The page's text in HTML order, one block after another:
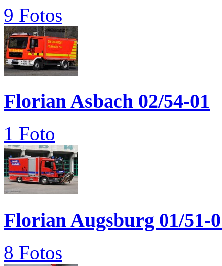
9 Fotos
Florian Asbach 02/54-01
1 Foto
Florian Augsburg 01/51-
8 Fotos